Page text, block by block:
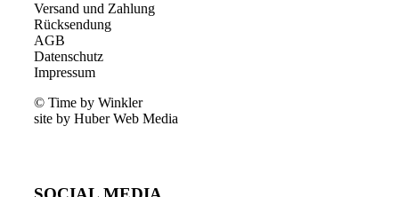
Versand und Zahlung
Rücksendung
AGB
Datenschutz
Impressum
© Time by Winkler
site by Huber Web Media